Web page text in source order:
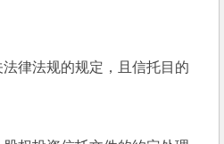
法规的规定，且信托目的